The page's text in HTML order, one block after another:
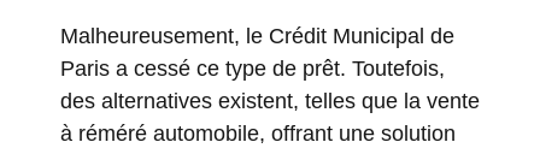
Malheureusement, le Crédit Municipal de
Paris a cessé ce type de prêt. Toutefois,
des alternatives existent, telles que la vente
à réméré automobile, offrant une solution